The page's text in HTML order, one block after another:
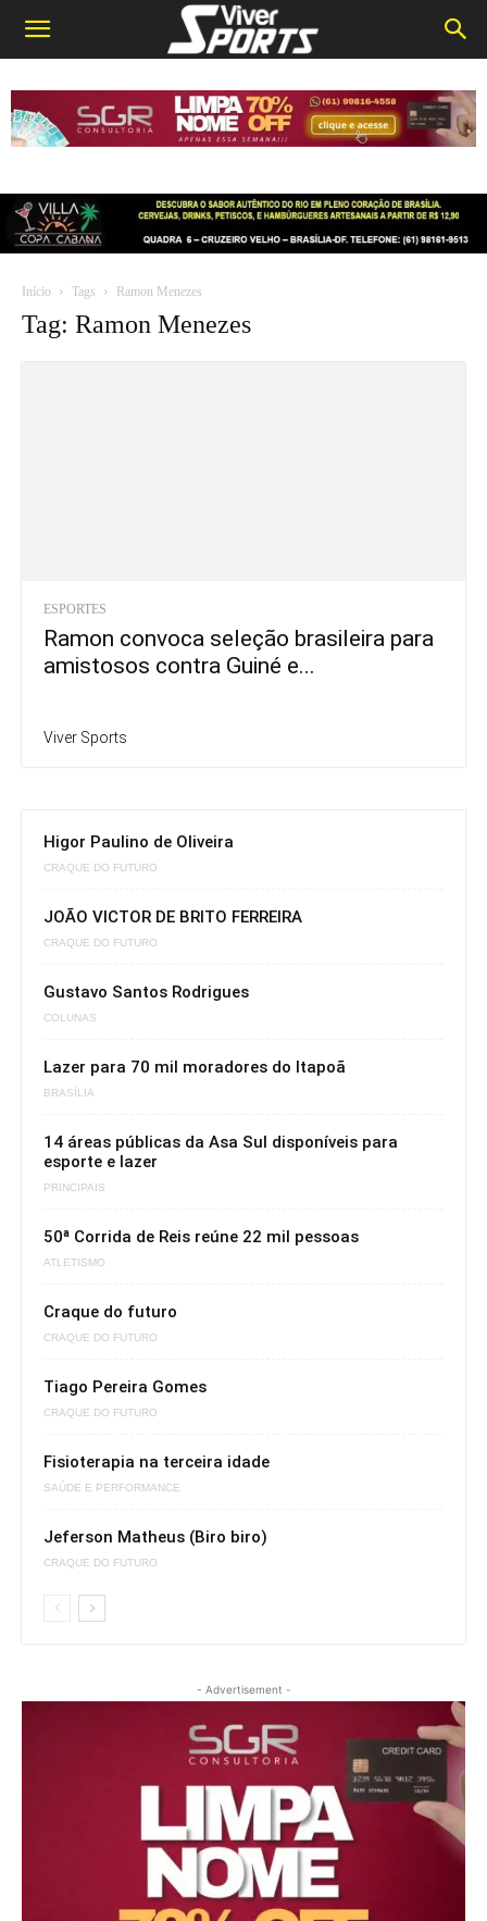
Início Tags Ramon Menezes
Tag: Ramon Menezes
ESPORTES
Ramon convoca seleção brasileira para
amistosos contra Guiné e...
Viver Sports
Higor Paulino de Oliveira
CRAQUE DO FUTURO
JOÃO VICTOR DE BRITO FERREIRA
CRAQUE DO FUTURO
Gustavo Santos Rodrigues
COLUNAS
Lazer para 70 mil moradores do Itapoã
BRASÍLIA
14 áreas públicas da Asa Sul disponíveis para
esporte e lazer
PRINCIPAIS
50ª Corrida de Reis reúne 22 mil pessoas
ATLETISMO
Craque do futuro
CRAQUE DO FUTURO
Tiago Pereira Gomes
CRAQUE DO FUTURO
Fisioterapia na terceira idade
SAÚDE E PERFORMANCE
Jeferson Matheus (Biro biro)
CRAQUE DO FUTURO
- Advertisement -